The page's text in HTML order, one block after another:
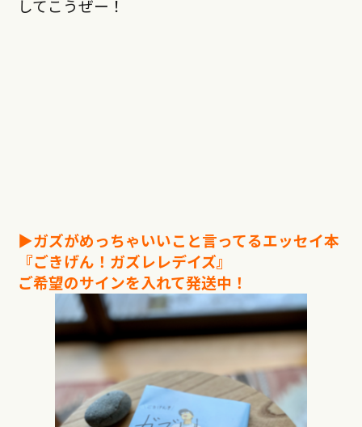
してこうぜー！
▶︎ガズがめっちゃいいこと言ってるエッセイ本
『ごきげん！ガズレレデイズ』
ご希望のサインを入れて発送中！